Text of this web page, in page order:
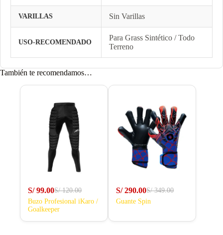
VARILLAS Sin Varillas
USO-RECOMENDADO
Para Grass Sintético / Todo
Terreno
También te recomendamos…
Buzo Profesional iKaro /
Goalkeeper
S/120.00
S/99.00
Guante Spin
S/349.00
S/290.00